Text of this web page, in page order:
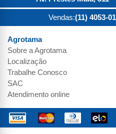
Vendas:(11) 4053-
Agrotama
Sobre aAgrotama
Localização
Trabalhe Conosco
SAC
Atendimento online